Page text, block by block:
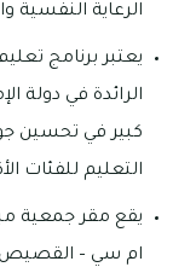
الرعاية النفسية
يعتبر برنامج
الرائدة في دولة
كبير في تحسين
التعليم للفئات
يقع مقر جمعية
ام سي –